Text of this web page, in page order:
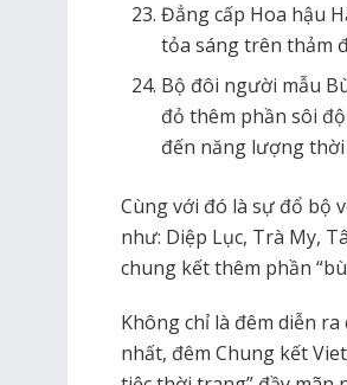
Đẳng cấp Hoa hậu
tỏa sáng trên thảm
Bộ đôi người mẫu
đỏ thêm phần sôi
đến năng lượng
Cùng với đó là sự đổ bộ
như: Diệp Lục, Trà My,
chung kết thêm phần
Không chỉ là đêm diễn
nhất, đêm Chung kết